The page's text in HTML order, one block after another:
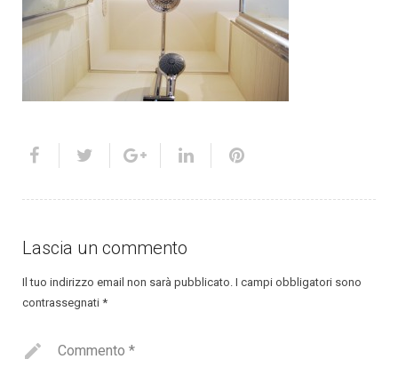
Lascia un commento
Il tuo indirizzo email non sarà pubblicato. I campi obbligatori sono
contrassegnati *
Commento *